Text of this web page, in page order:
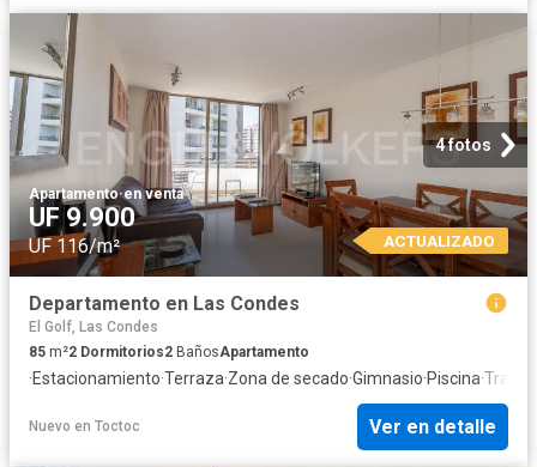
4 fotos
Apartamento·en venta
UF 9.900
UF 116/m² ACTUALIZADO
Departamento en Las Condes
El Golf, Las Condes
85 m²2 Dormitorios2 BañosApartamento
·Estacionamiento·Terraza·Zona de secado·Gimnasio·Piscina·
Nuevo en Toctoc Ver en detalle